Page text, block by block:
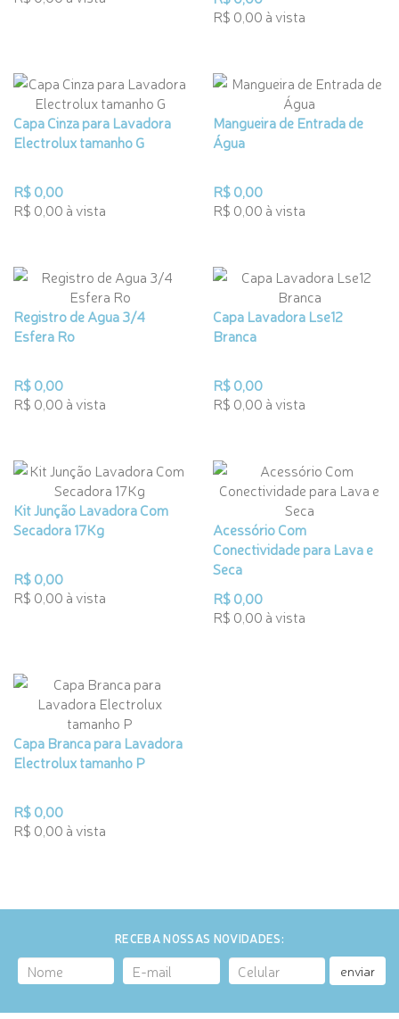
R$ 0,00 à vista
Capa Cinza para Lavadora
Electrolux tamanho G
R$ 0,00
R$ 0,00 à vista
Mangueira de Entrada de
Água
R$ 0,00
R$ 0,00 à vista
Registro de Agua 3/4
Esfera Ro
R$ 0,00
R$ 0,00 à vista
Capa Lavadora Lse12
Branca
R$ 0,00
R$ 0,00 à vista
Kit Junção Lavadora Com
Secadora 17Kg
R$ 0,00
R$ 0,00 à vista
Acessório Com
Conectividade para Lava e
Seca
R$ 0,00
R$ 0,00 à vista
Capa Branca para Lavadora
Electrolux tamanho P
R$ 0,00
R$ 0,00 à vista
RECEBA NOSSAS NOVIDADES:
enviar